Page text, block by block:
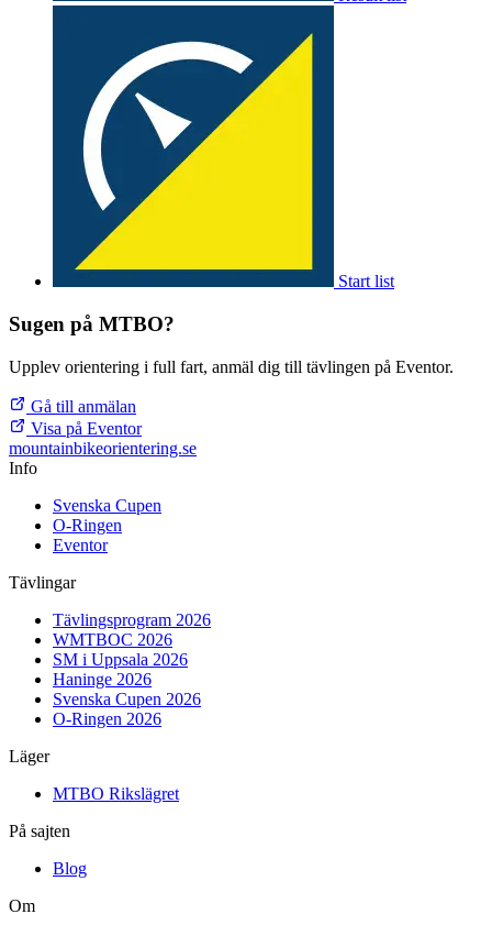
Start list
Sugen på MTBO?
Upplev orientering i full fart, anmäl dig till tävlingen på Eventor.
Gå till anmälan
Visa på Eventor
mountainbikeorientering.se
Info
Svenska Cupen
O-Ringen
Eventor
Tävlingar
Tävlingsprogram 2026
WMTBOC 2026
SM i Uppsala 2026
Haninge 2026
Svenska Cupen 2026
O-Ringen 2026
Läger
MTBO Rikslägret
På sajten
Blog
Om